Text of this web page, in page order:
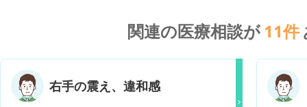
関連の医療相談が11件
右手の震え、違和感